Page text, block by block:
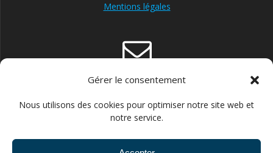
Gérer le consentement
Nous utilisons des cookies pour optimiser notre site web et
notre service.
Mentions légales
contact@reparateur-velo-bordeaux.com